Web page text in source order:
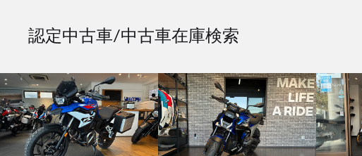
認定中古車/中古車在庫検索